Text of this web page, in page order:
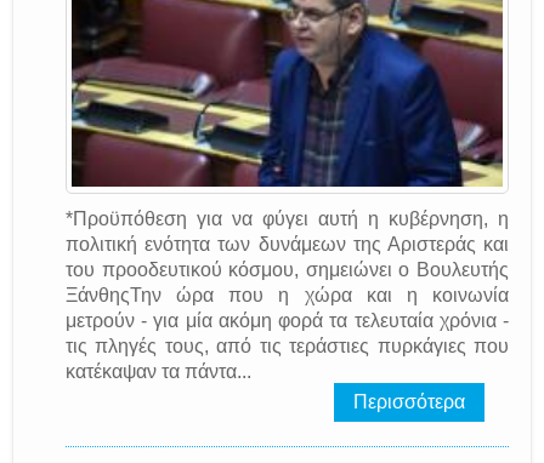
*Προϋπόθεση για να φύγει αυτή η κυβέρνηση, η
πολιτική ενότητα των δυνάμεων της Αριστεράς και
του προοδευτικού κόσμου, σημειώνει ο Βουλευτής
ΞάνθηςΤην ώρα που η χώρα και η κοινωνία
μετρούν - για μία ακόμη φορά τα τελευταία χρόνια -
τις πληγές τους, από τις τεράστιες πυρκάγιες που
κατέκαψαν τα πάντα...
Περισσότερα